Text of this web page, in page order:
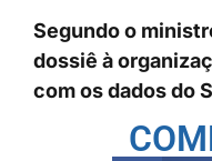
Segundo o
dossiê à
com os dados do